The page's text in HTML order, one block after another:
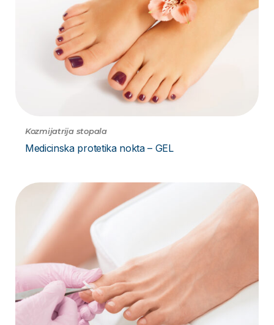
Kozmijatrija stopala
Medicinska protetika nokta – GEL